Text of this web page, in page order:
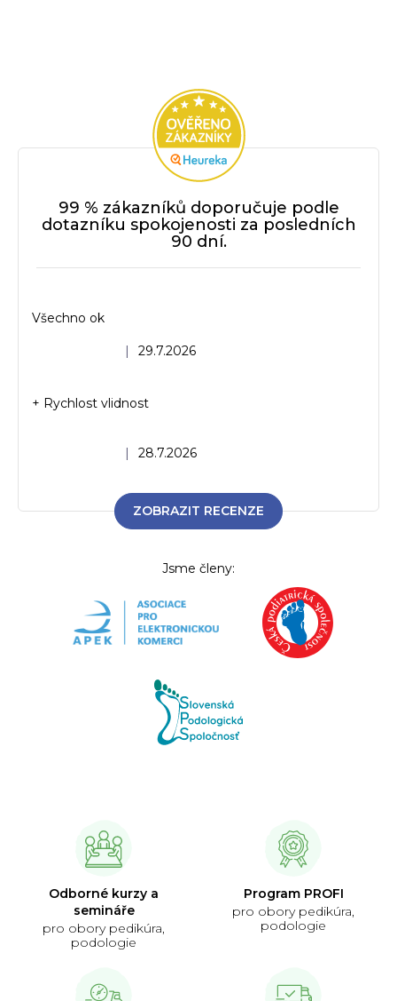
99 % zákazníků doporučuje podle
dotazníku spokojenosti za posledních
90 dní.
Hodnocení obchodu je 5 z 5 hvězdiček.
29.7.2026
Všechno ok
Hodnocení obchodu je 5 z 5 hvězdiček.
28.7.2026
+ Rychlost vlidnost
ZOBRAZIT RECENZE
Jsme členy:
Odborné kurzy a
semináře
pro obory pedikúra,
podologie
Program PROFI
pro obory pedikúra,
podologie